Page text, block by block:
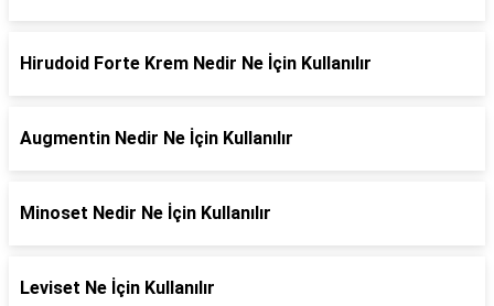
Hirudoid Forte Krem Nedir Ne İçin Kullanılır
Augmentin Nedir Ne İçin Kullanılır
Minoset Nedir Ne İçin Kullanılır
Leviset Ne İçin Kullanılır